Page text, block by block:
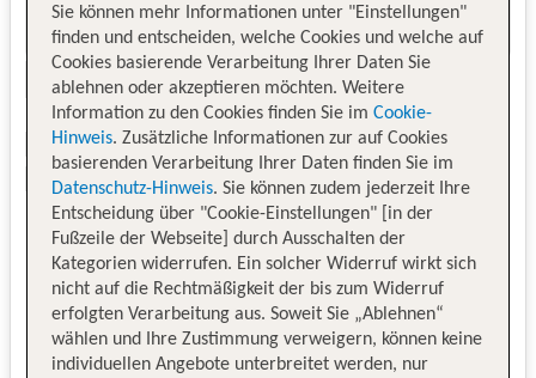
Sie können mehr Informationen unter "Einstellungen"
finden und entscheiden, welche Cookies und welche auf
Cookies basierende Verarbeitung Ihrer Daten Sie
ablehnen oder akzeptieren möchten. Weitere
Information zu den Cookies finden Sie im Cookie-
Hinweis. Zusätzliche Informationen zur auf Cookies
basierenden Verarbeitung Ihrer Daten finden Sie im
Datenschutz-Hinweis. Sie können zudem jederzeit Ihre
Entscheidung über "Cookie-Einstellungen" [in der
Fußzeile der Webseite] durch Ausschalten der
Kategorien widerrufen. Ein solcher Widerruf wirkt sich
nicht auf die Rechtmäßigkeit der bis zum Widerruf
erfolgten Verarbeitung aus. Soweit Sie „Ablehnen“
wählen und Ihre Zustimmung verweigern, können keine
individuellen Angebote unterbreitet werden, nur